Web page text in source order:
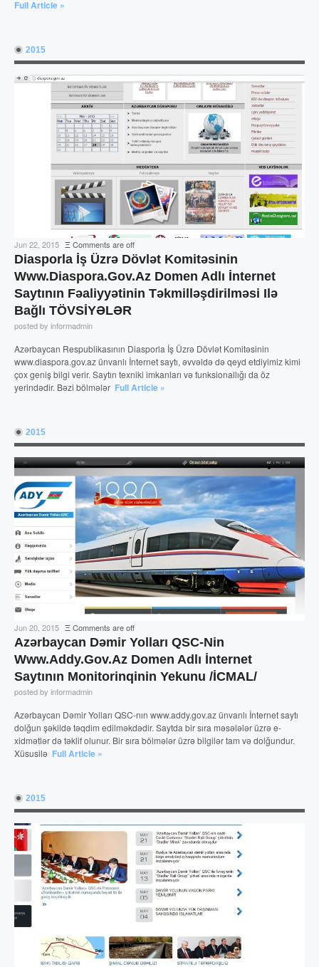
Full Article »
2015
Jun 22, 2015 ΞComments are off
Diasporla İş Üzrə Dövlət Komitəsinin
Www.diaspora.gov.az Domen Adlı İnternet
Saytının Fəaliyyətinin Təkmilləşdirilməsi Ilə
Bağlı TÖVSİYƏLƏR
posted by informadmin
Azərbaycan Respublikasının Diasporla İş Üzrə Dövlət Komitəsinin
www.diaspora.gov.az ünvanlı İnternet saytı, əvvəldə də qeyd etdiyimiz kimi
çox geniş bilgi verir. Saytın texniki imkanları və funksionallığı da öz
yerindədir. Bəzi bölmələr Full Article »
2015
Jun 20, 2015 ΞComments are off
Azərbaycan Dəmir Yolları QSC-Nin
Www.addy.gov.az Domen Adlı İnternet
Saytının Monitorinqinin Yekunu /İCMAL/
posted by informadmin
Azərbaycan Dəmir Yolları QSC-nın www.addy.gov.az ünvanlı İnternet saytı
dolğun şəkildə təqdim edilməkdədir. Saytda bir sıra məsələlər üzrə e-
xidmətlər də təklif olunur. Bir sıra bölmələr üzrə bilgilər tam və dolğundur.
Xüsusilə Full Article »
2015